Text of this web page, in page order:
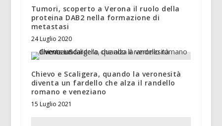
Tumori, scoperto a Verona il ruolo della
proteina DAB2 nella formazione di
metastasi
24 Luglio 2020
Chievo e Scaligera, quando la veronesità
diventa un fardello che alza il randello
romano e veneziano
15 Luglio 2021